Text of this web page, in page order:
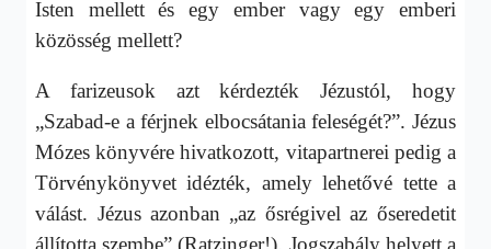
Isten mellett és egy ember vagy egy emberi
közösség mellett?
A farizeusok azt kérdezték Jézustól, hogy
„Szabad-e a férjnek elbocsátania feleségét?”. Jézus
Mózes könyvére hivatkozott, vitapartnerei pedig a
Törvénykönyvet idézték, amely lehetővé tette a
válást. Jézus azonban „az ősrégivel az őseredetit
állította szembe” (Ratzinger!). Jogszabály helyett a